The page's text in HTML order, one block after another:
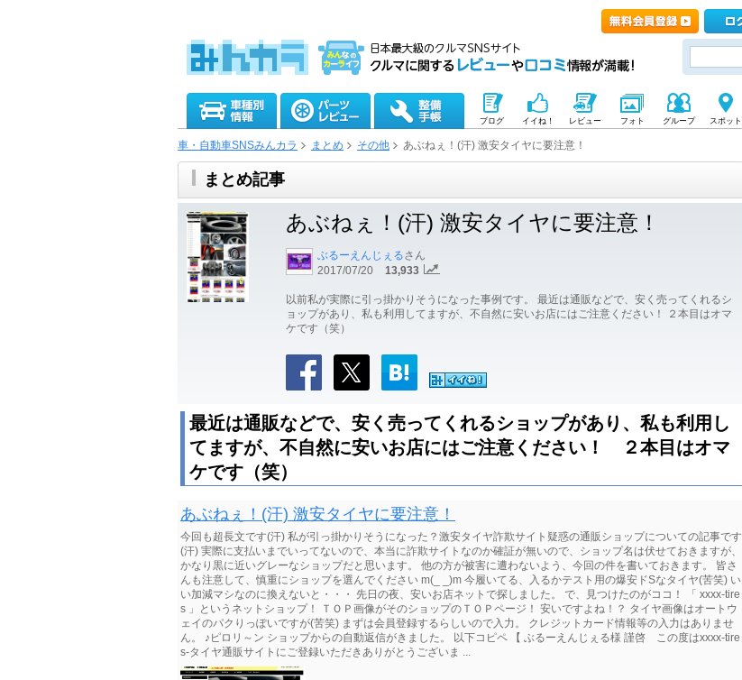
ブログ イイね！ レビュー フォト グループ スポット
車・自動車SNSみんカラ まとめ その他 あぶねぇ！(汗) 激安タイヤに要注意！
まとめ記事
あぶねぇ！(汗) 激安タイヤに要注意！
ぶるーえんじぇるさん
2017/07/20
13,933
以前私が実際に引っ掛かりそうになった事例です。 最近は通販などで、安く売ってくれるシ
ョップがあり、私も利用してますが、不自然に安いお店にはご注意ください！ ２本目はオマ
ケです（笑）
最近は通販などで、安く売ってくれるショップがあり、私も利用し
てますが、不自然に安いお店にはご注意ください！ ２本目はオマ
ケです（笑）
あぶねぇ！(汗) 激安タイヤに要注意！
今回も超長文です(汗) 私が引っ掛かりそうになった？激安タイヤ詐欺サイト疑惑の通販ショップについての記事です
(汗) 実際に支払いまでいってないので、本当に詐欺サイトなのか確証が無いので、ショップ名は伏せておきますが、
かなり黒に近いグレーなショップだと思います。 他の方が被害に遭わないよう、今回の件を書いておきます。 皆さ
んも注意して、慎重にショップを選んでください m(_ _)m 今履いてる、入るかテスト用の爆安ドSなタイヤ(苦笑) い
い加減マシなのに換えないと・・・ 先日の夜、安いお店ネットで探しました。 で、見つけたのがココ！ 「 xxxx-tire
s 」というネットショップ！ ＴＯＰ画像がそのショップのＴＯＰページ！ 安いですよね！？ タイヤ画像はオートウ
ェイのパクりっぽいですが(苦笑) まずは会員登録するらしいので入力。 クレジットカード情報等の入力はありませ
ん。 ♪ピロリ～ン ショップからの自動返信がきました。 以下コピペ 【 ぶるーえんじぇる様 謹啓 この度はxxxx-tire
s-タイヤ通販サイトにご登録いただきありがとうございま ...